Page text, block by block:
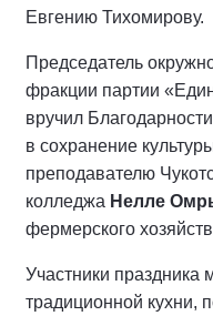
Евгению Тихомирову.
Председатель
фракции партии
вручил
в сохранение
преподавателю
колледжа Нелле
фермерского
Участники праздника
традиционной кухни,